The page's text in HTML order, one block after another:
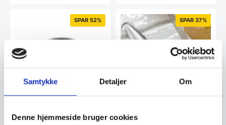
Samtykke Detaljer Om
Denne hjemmeside bruger cookies
SPAR 52%
Bageform uden flytbar
SPAR 37%